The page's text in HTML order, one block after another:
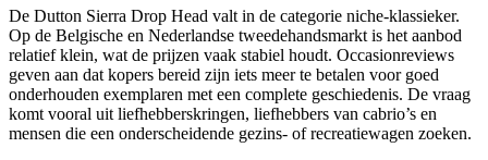
De Dutton Sierra Drop Head valt in de categorie niche-klassieker.
Op de Belgische en Nederlandse tweedehandsmarkt is het aanbod
relatief klein, wat de prijzen vaak stabiel houdt. Occasionreviews
geven aan dat kopers bereid zijn iets meer te betalen voor goed
onderhouden exemplaren met een complete geschiedenis. De vraag
komt vooral uit liefhebberskringen, liefhebbers van cabrio’s en
mensen die een onderscheidende gezins- of recreatiewagen zoeken.